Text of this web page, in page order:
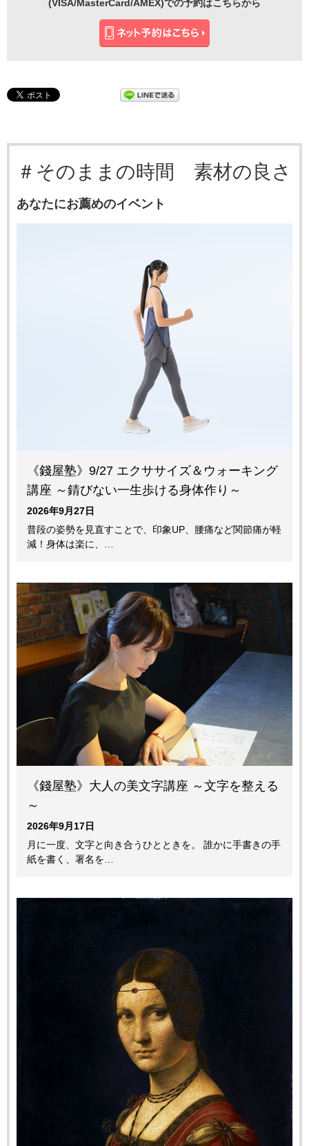
(VISA/MasterCard/AMEX)での予約はこちらから
＃そのままの時間 素材の良さ
あなたにお薦めのイベント
《錢屋塾》9/27 エクササイズ＆ウォーキング
講座 ～錆びない一生歩ける身体作り～
2026年9月27日
普段の姿勢を見直すことで、印象UP、腰痛など関節痛が軽
減！身体は楽に、…
《錢屋塾》大人の美文字講座 ～文字を整える
～
2026年9月17日
月に一度、文字と向き合うひとときを。 誰かに手書きの手
紙を書く、署名を…